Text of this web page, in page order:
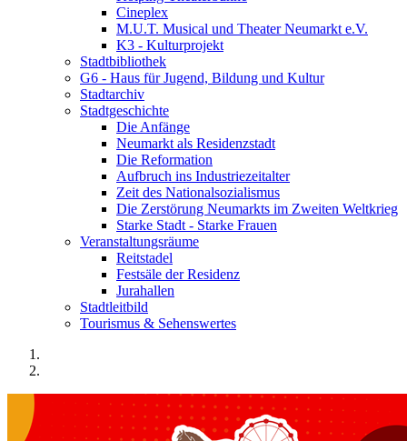
Cineplex
M.U.T. Musical und Theater Neumarkt e.V.
K3 - Kulturprojekt
Stadtbibliothek
G6 - Haus für Jugend, Bildung und Kultur
Stadtarchiv
Stadtgeschichte
Die Anfänge
Neumarkt als Residenzstadt
Die Reformation
Aufbruch ins Industriezeitalter
Zeit des Nationalsozialismus
Die Zerstörung Neumarkts im Zweiten Weltkrieg
Starke Stadt - Starke Frauen
Veranstaltungsräume
Reitstadel
Festsäle der Residenz
Jurahallen
Stadtleitbild
Tourismus & Sehenswertes